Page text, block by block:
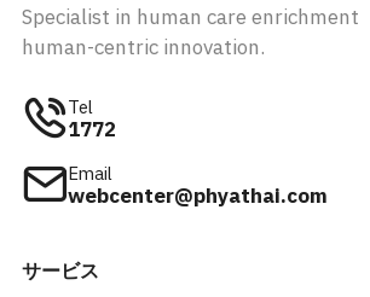
Specialist in human care enrichment
human-centric innovation.
Tel
1772
Email
webcenter@phyathai.com
サービス